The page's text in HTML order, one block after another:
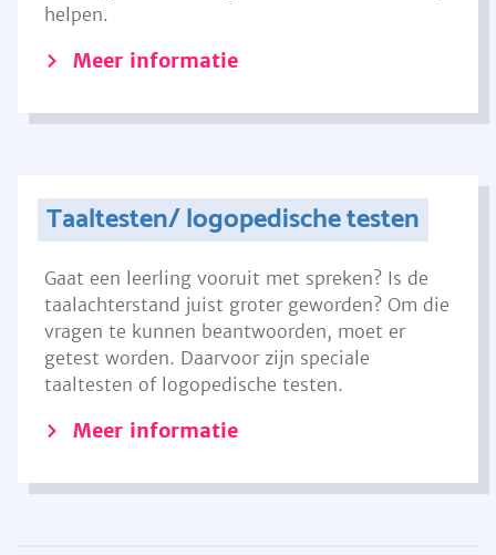
helpen.
Meer informatie
Taaltesten/ logopedische testen
Gaat een leerling vooruit met spreken? Is de
taalachterstand juist groter geworden? Om die
vragen te kunnen beantwoorden, moet er
getest worden. Daarvoor zijn speciale
taaltesten of logopedische testen.
Meer informatie